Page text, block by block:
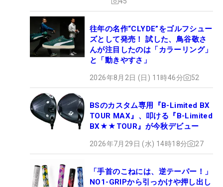
往年の名作“CLYDE”をゴルフシュー
ズとして発売！ 試した、鳥谷敬さ
んが注目したのは「カラーリング」
と「動きやすさ」
2026年8月2日 (日) 11時46分 52
BSのカスタム専用『B-Limited BX
TOUR MAX』、叩ける『B-Limited
BX★★TOUR』が今秋デビュー
2026年7月29日 (水) 14時18分 27
「手首のこねには、逆テーパー！」
NO1-GRIPから引っかけや押し出し